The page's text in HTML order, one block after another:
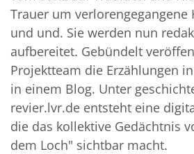
Trauer um verlorengegangene
und und. Sie werden nun
aufbereitet. Gebündelt
Projektteam die Erzählungen
in einem Blog. Unter
revier.lvr.de entsteht eine
die das kollektive Gedächtnis
dem Loch" sichtbar macht.